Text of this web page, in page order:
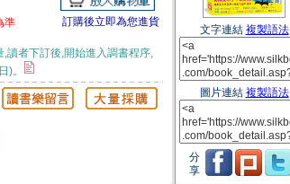
準
訂購後立即為您進貨
讀者下訂後,開始進入調書程序,
)。
文字連結 複製語法
圖片連結 複製語法
分
享